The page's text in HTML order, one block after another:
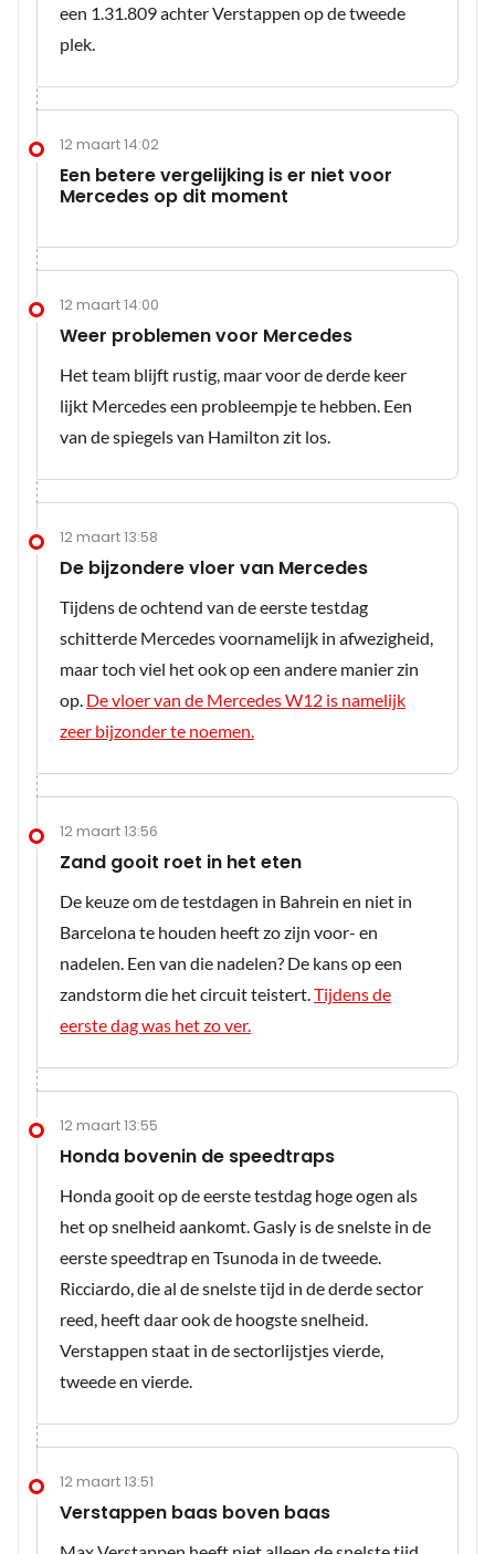
een 1.31.809 achter Verstappen op de tweede
plek.
12 maart 14:02
Een betere vergelijking is er niet voor
Mercedes op dit moment
12 maart 14:00
Weer problemen voor Mercedes
Het team blijft rustig, maar voor de derde keer
lijkt Mercedes een probleempje te hebben. Een
van de spiegels van Hamilton zit los.
12 maart 13:58
De bijzondere vloer van Mercedes
Tijdens de ochtend van de eerste testdag
schitterde Mercedes voornamelijk in afwezigheid,
maar toch viel het ook op een andere manier zin
op. De vloer van de Mercedes W12 is namelijk
zeer bijzonder te noemen.
12 maart 13:56
Zand gooit roet in het eten
De keuze om de testdagen in Bahrein en niet in
Barcelona te houden heeft zo zijn voor- en
nadelen. Een van die nadelen? De kans op een
zandstorm die het circuit teistert.Tijdens de
eerste dag was het zo ver.
12 maart 13:55
Honda bovenin de speedtraps
Honda gooit op de eerste testdag hoge ogen als
het op snelheid aankomt. Gasly is de snelste in de
eerste speedtrap en Tsunoda in de tweede.
Ricciardo, die al de snelste tijd in de derde sector
reed, heeft daar ook de hoogste snelheid.
Verstappen staat in de sectorlijstjes vierde,
tweede en vierde.
12 maart 13:51
Verstappen baas boven baas